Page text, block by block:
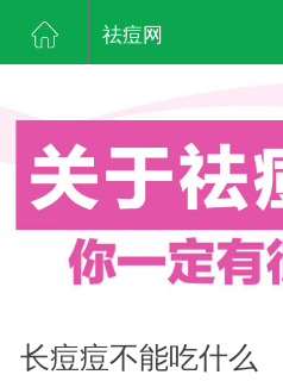
祛痘网
长痘痘不能吃什么